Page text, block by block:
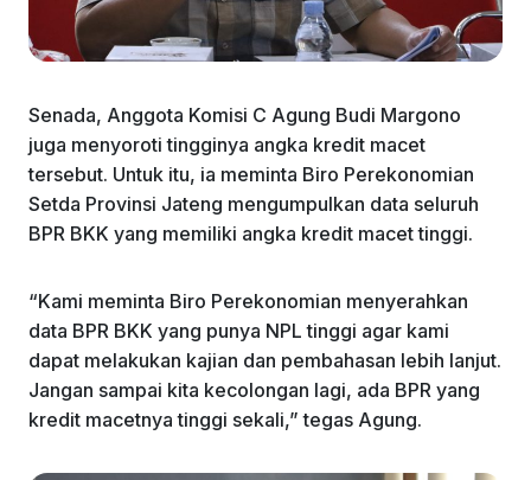
Senada, Anggota Komisi C Agung Budi Margono
juga menyoroti tingginya angka kredit macet
tersebut. Untuk itu, ia meminta Biro Perekonomian
Setda Provinsi Jateng mengumpulkan data seluruh
BPR BKK yang memiliki angka kredit macet tinggi.
“Kami meminta Biro Perekonomian menyerahkan
data BPR BKK yang punya NPL tinggi agar kami
dapat melakukan kajian dan pembahasan lebih lanjut.
Jangan sampai kita kecolongan lagi, ada BPR yang
kredit macetnya tinggi sekali,” tegas Agung.